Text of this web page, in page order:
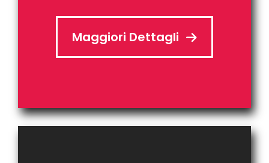
Maggiori Dettagli